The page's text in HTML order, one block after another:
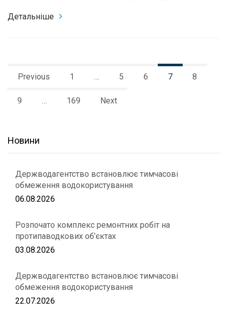
Детальніше
Previous 1 … 5 6 7 8
9 … 169 Next
Новини
Держводагентство встановлює тимчасові
обмеження водокористування
06.08.2026
Розпочато комплекс ремонтних робіт на
протипаводкових об’єктах
03.08.2026
Держводагентство встановлює тимчасові
обмеження водокористування
22.07.2026